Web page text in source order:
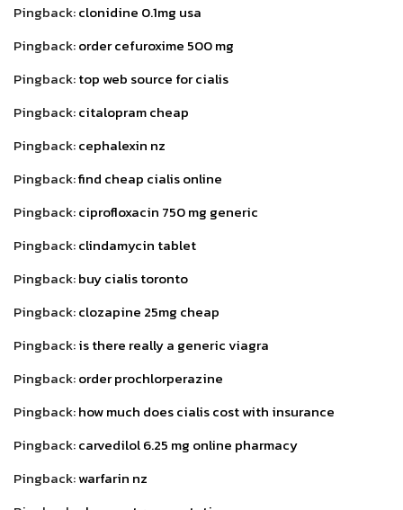
Pingback:clonidine 0.1mg usa
Pingback:order cefuroxime 500 mg
Pingback:top web source for cialis
Pingback:citalopram cheap
Pingback:cephalexin nz
Pingback:find cheap cialis online
Pingback:ciprofloxacin 750 mg generic
Pingback:clindamycin tablet
Pingback:buy cialis toronto
Pingback:clozapine 25mg cheap
Pingback:is there really a generic viagra
Pingback:order prochlorperazine
Pingback:how much does cialis cost with insurance
Pingback:carvedilol 6.25 mg online pharmacy
Pingback:warfarin nz